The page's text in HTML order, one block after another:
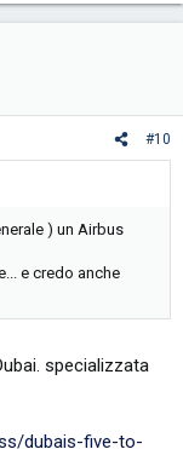
#10
) un Airbus
e credo anche
specializzata
dubais-five-to-